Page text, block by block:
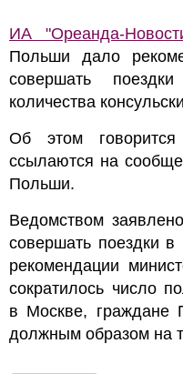
ИА "Ореанда-
Польши дало
совершать
количества
Об этом
ссылаются на
Польши.
Ведомством
совершать поездки
рекомендации
сократилось число
в Москве, граждане
должным образом на